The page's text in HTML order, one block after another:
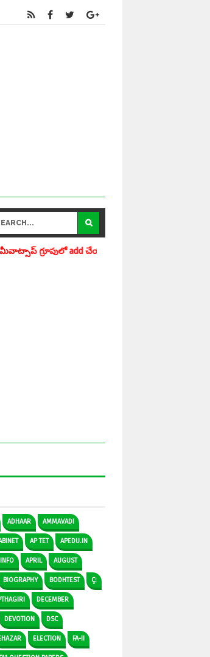
www.apedu.in.
ADHAAR AMMAVADI
AP TET APEDU.IN
APRIL AUGUST
BIOGRAPHY BODHTEST Ç:
DECEMBER
DEVOTION DSC
ELECTION FA-II